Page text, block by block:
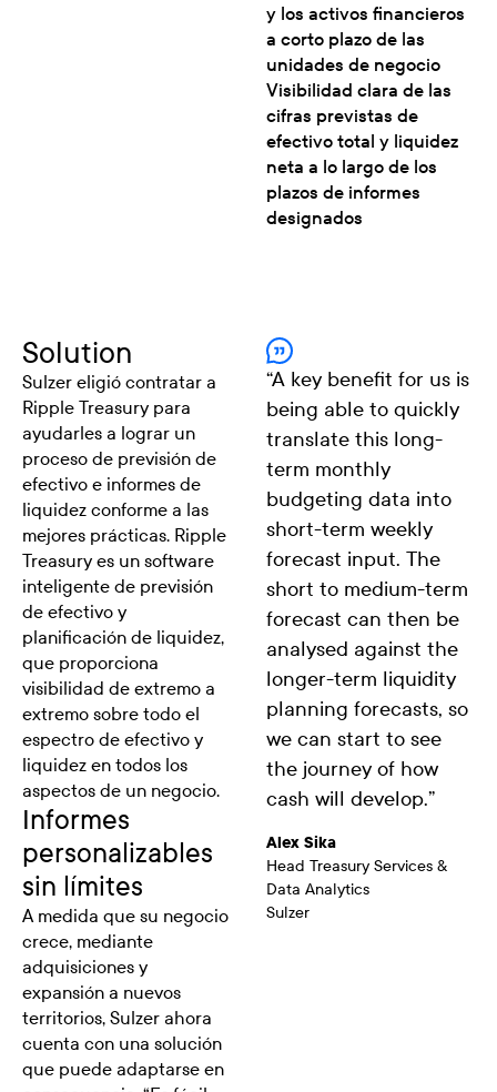
y los activos financieros
a corto plazo de las
unidades de negocio
Visibilidad clara de las
cifras previstas de
efectivo total y liquidez
neta a lo largo de los
plazos de informes
designados
Solution
Sulzer eligió contratar a
Ripple Treasury para
ayudarles a lograr un
proceso de previsión de
efectivo e informes de
liquidez conforme a las
mejores prácticas. Ripple
Treasury es un software
inteligente de previsión
de efectivo y
planificación de liquidez,
que proporciona
visibilidad de extremo a
extremo sobre todo el
espectro de efectivo y
liquidez en todos los
aspectos de un negocio.
Informes
personalizables
sin límites
A medida que su negocio
crece, mediante
adquisiciones y
expansión a nuevos
territorios, Sulzer ahora
cuenta con una solución
que puede adaptarse en
“A key benefit for us is
being able to quickly
translate this long-
term monthly
budgeting data into
short-term weekly
forecast input. The
short to medium-term
forecast can then be
analysed against the
longer-term liquidity
planning forecasts, so
we can start to see
the journey of how
cash will develop.”
Alex Sika
Head Treasury Services &
Data Analytics
Sulzer